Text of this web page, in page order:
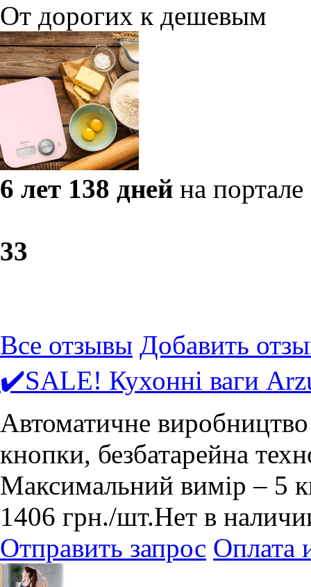
От дорогих к дешевым
6 лет 138 дней на портале
33
Все отзывы Добавить
✔️SALE! Кухонні ваги
Автоматичне виробництво
кнопки, безбатарейна
Максимальний вимір – 5
1406 грн./шт.Нет в
Отправить запрос Оплата